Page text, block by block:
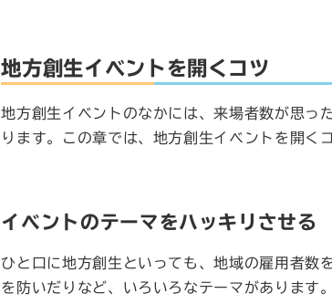
地方創生イベントを開くコツ
地方創生イベントのなかには、来場者数が思っ
ります。この章では、地方創生イベントを開く
イベントのテーマをハッキリさせる
ひと口に地方創生といっても、地域の雇用者数
を防いだりなど、いろいろなテーマがあります